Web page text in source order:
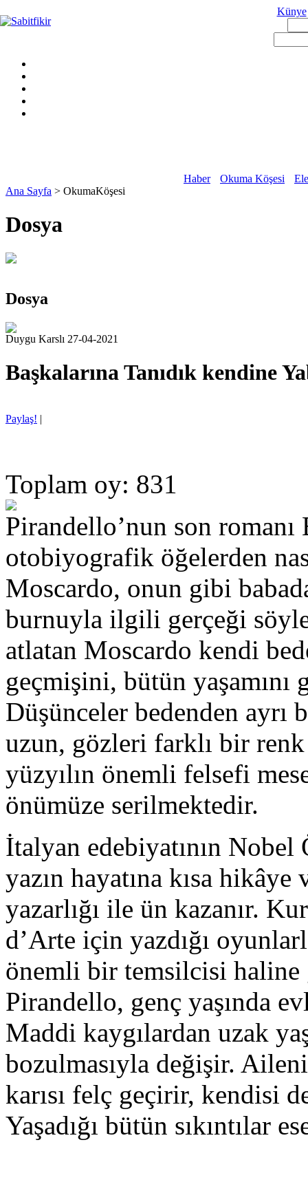
Künye
Haber Okuma Köşesi
Ana Sayfa > OkumaKöşesi
Dosya
Dosya
Duygu Karslı 27-04-2021
Başkalarına Tanıdık kendine
Paylaş! |
Toplam oy: 831
Pirandello’nun son
otobiyografik öğelerden
Moscardo, onun gibi
burnuyla ilgili gerçeği
atlatan Moscardo kendi
geçmişini, bütün yaşamını
Düşünceler bedenden ayrı
uzun, gözleri farklı bir
yüzyılın önemli felsefi
önümüze serilmektedir.
İtalyan edebiyatının
yazın hayatına kısa
yazarlığı ile ün kazanır.
d’Arte için yazdığı
önemli bir temsilcisi haline
Pirandello, genç yaşında
Maddi kaygılardan uzak
bozulmasıyla değişir.
karısı felç geçirir, kendisi
Yaşadığı bütün sıkıntılar